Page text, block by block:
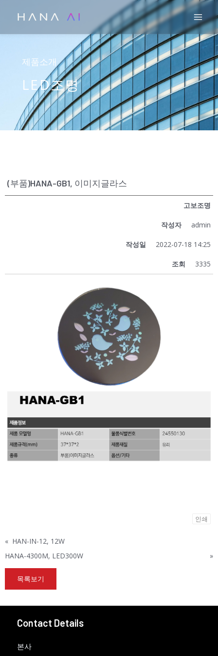
츠
제품소개
LED조명
(부품)HANA-GB1, 이미지글라스
고보조명
작성자 admin
작성일 2022-07-18 14:25
조회 3335
인쇄
« HAN-IN-12, 12W
HANA-4300M, LED300W
»
목록보기
Contact Details
본사